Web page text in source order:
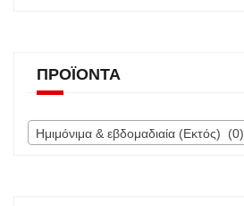
ΠΡΟΪΌΝΤΑ
Ημιμόνιμα & εβδομαδιαία (Εκτός) (0)